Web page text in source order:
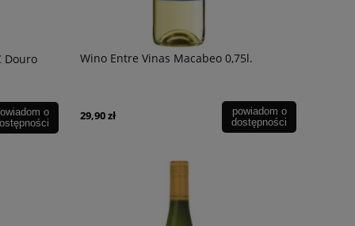
Douro
o
Wino Entre Vinas Macabeo 0,75l.
29,90 zł
powiadom o
dostępności